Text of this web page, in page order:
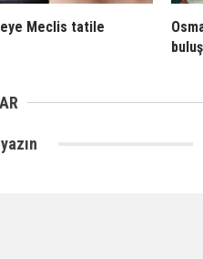
Meclis tatile